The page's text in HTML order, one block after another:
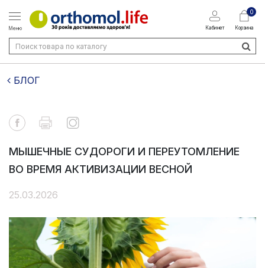
Меню Кабинет
0
Корзина
БЛОГ
МЫШЕЧНЫЕ СУДОРОГИ И ПЕРЕУТОМЛЕНИЕ
ВО ВРЕМЯ АКТИВИЗАЦИИ ВЕСНОЙ
25.03.2026